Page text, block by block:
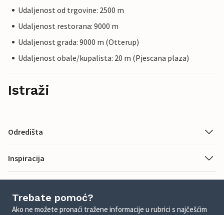
Udaljenost od trgovine: 2500 m
Udaljenost restorana: 9000 m
Udaljenost grada: 9000 m (Otterup)
Udaljenost obale/kupalista: 20 m (Pjescana plaza)
Istraži
Odredišta
Inspiracija
Trebate pomoć?
Ako ne možete pronaći tražene informacije u rubrici s najčešćim